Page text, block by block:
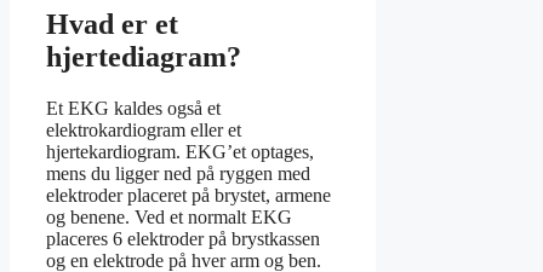
Hvad er et
hjertediagram?
Et EKG kaldes også et
elektrokardiogram eller et
hjertekardiogram. EKG’et optages,
mens du ligger ned på ryggen med
elektroder placeret på brystet, armene
og benene. Ved et normalt EKG
placeres 6 elektroder på brystkassen
og en elektrode på hver arm og ben.